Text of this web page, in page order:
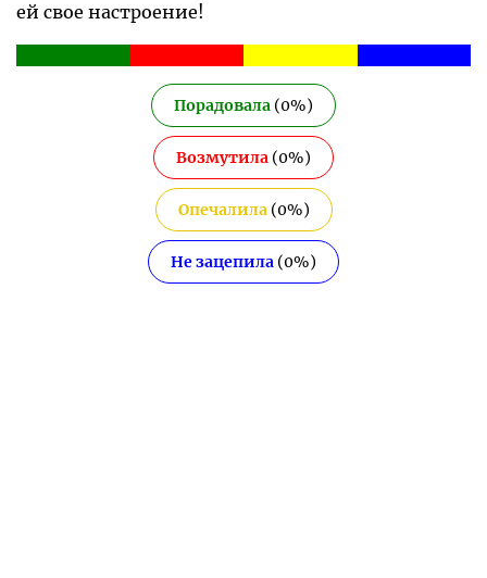
ей свое настроение!
Порадовала (0%)
Возмутила (0%)
Опечалила(0%)
Не зацепила (0%)